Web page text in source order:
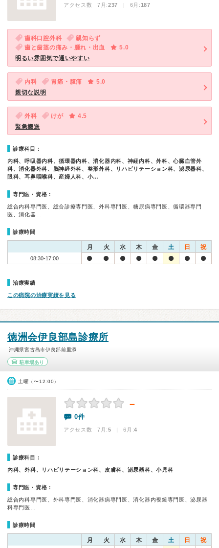
アクセス数 7月:237 | 6月:187
歯科口腔外科
親知らず
歯と歯茎の痛み・腫れ・出血
5.0
明るい雰囲気で通いやすい
内科 胃痛・腹痛
5.0
親切な説明
外科 けが
4.5
緊急搬送
診療科目：
内科、呼吸器内科、循環器内科、消化器内科、神経内科、外科、心臓血管外
科、消化器外科、脳神経外科、整形外科、リハビリテーション科、泌尿器科、
眼科、耳鼻咽喉科、産婦人科、小…
専門医・資格：
総合内科専門医、総合診療専門医、外科専門医、糖尿病専門医、循環器専門
医、消化器…
診療時間
月 火 水 木 金 土 日 祝
08:30-17:00
治療実績
この病院の治療実績を見る
徳洲会伊良部島診療所
沖縄県宮古島市伊良部前里添
駐車場あり
土曜（〜12:00）
－
0件
アクセス数 7月:5 | 6月:4
診療科目：
内科、外科、リハビリテーション科、皮膚科、泌尿器科、小児科
専門医・資格：
総合内科専門医、外科専門医、消化器病専門医、消化器内視鏡専門医、泌尿器
科専門医…
診療時間
月 火 水 木 金 土 日 祝